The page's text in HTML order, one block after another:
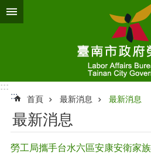
跳到主要內容區塊
:::
:::
首頁 最新消息 最新消息
最新消息
勞工局攜手台水六區安康安衛家